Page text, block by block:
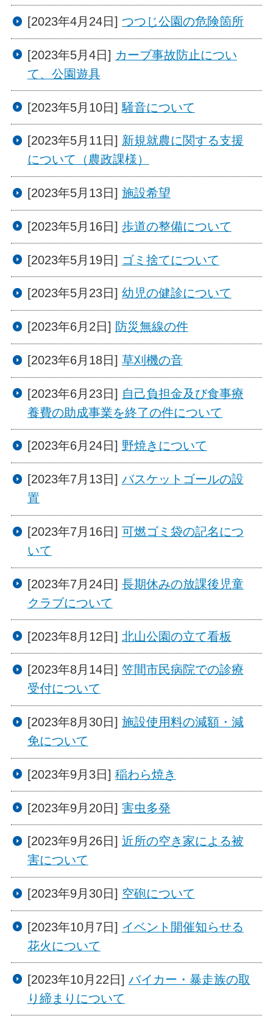
[2023年4月24日] つつじ公園の危険箇所
[2023年5月4日] カーブ事故防止につい
て、公園遊具
[2023年5月10日]騒音について
[2023年5月11日] 新規就農に関する支援
について（農政課様）
[2023年5月13日] 施設希望
[2023年5月16日] 歩道の整備について
[2023年5月19日] ゴミ捨てについて
[2023年5月23日] 幼児の健診について
[2023年6月2日] 防災無線の件
[2023年6月18日] 草刈機の音
[2023年6月23日] 自己負担金及び食事療
養費の助成事業を終了の件について
[2023年6月24日] 野焼きについて
[2023年7月13日] バスケットゴールの設
置
[2023年7月16日] 可燃ゴミ袋の記名につ
いて
[2023年7月24日] 長期休みの放課後児童
クラブについて
[2023年8月12日] 北山公園の立て看板
[2023年8月14日] 笠間市民病院での診療
受付について
[2023年8月30日] 施設使用料の減額・減
免について
[2023年9月3日] 稲わら焼き
[2023年9月20日] 害虫多発
[2023年9月26日] 近所の空き家による被
害について
[2023年9月30日] 空砲について
[2023年10月7日] イベント開催知らせる
花火について
[2023年10月22日] バイカー・暴走族の取
り締まりについて